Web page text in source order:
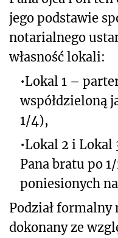
jego podstawie
notarialnego
własność lokali:
•Lokal 1 –
współdzieloną
1/4),
•Lokal 2 i Lokal
Pana bratu po
poniesionych
Podział formalny
dokonany ze